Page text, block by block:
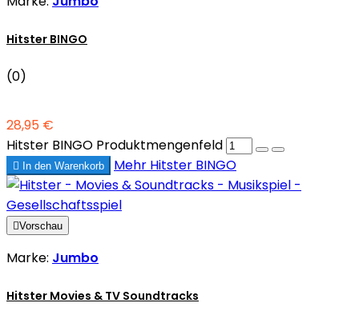
Hitster BINGO
(0)
28,95 €
Hitster BINGO Produktmengenfeld
 In den Warenkorb Mehr Hitster BINGO
Vorschau
Marke: Jumbo
Hitster Movies & TV Soundtracks